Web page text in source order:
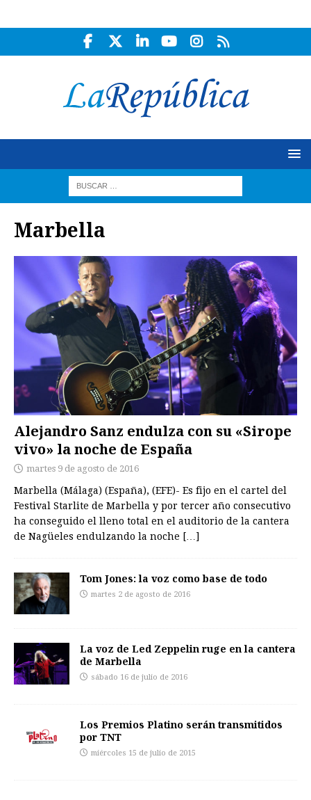
Marbella
Alejandro Sanz endulza con su «Sirope
vivo» la noche de España
martes 9 de agosto de 2016
Marbella (Málaga) (España), (EFE)- Es fijo en el cartel del
Festival Starlite de Marbella y por tercer año consecutivo
ha conseguido el lleno total en el auditorio de la cantera
de Nagüeles endulzando la noche […]
Tom Jones: la voz como base de todo
martes 2 de agosto de 2016
La voz de Led Zeppelin ruge en la cantera
de Marbella
sábado 16 de julio de 2016
Los Premios Platino serán transmitidos
por TNT
miércoles 15 de julio de 2015